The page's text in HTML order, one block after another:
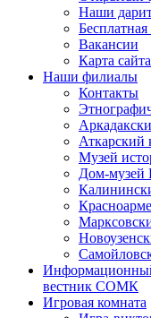
Наши
Вакансии
Карта сайта
Наши филиалы
Контакты
Аткарский
Музей
Дом-музей
вестник СОМК
Игровая комната